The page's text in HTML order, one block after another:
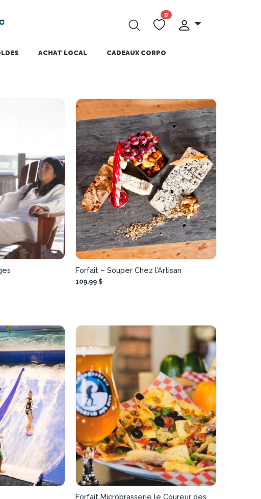
0
ACHAT LOCAL CADEAUX CORPO
Forfait – Souper Chez l’Artisan
109,99 $
Forfait Microbrasserie le Coureur des